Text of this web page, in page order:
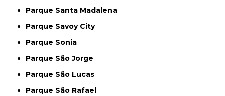
Parque Santa Madalena
Parque Savoy City
Parque Sonia
Parque São Jorge
Parque São Lucas
Parque São Rafael